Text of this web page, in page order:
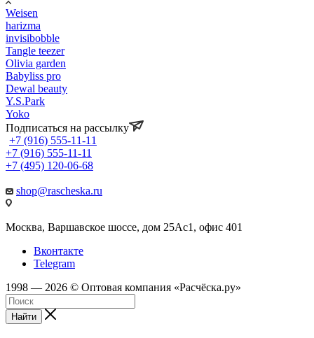
Weisen
harizma
invisibobble
Tangle teezer
Olivia garden
Babyliss pro
Dewal beauty
Y.S.Park
Yoko
Подписаться на рассылку
+7 (916) 555-11-11
+7 (916) 555-11-11
+7 (495) 120-06-68
shop@rascheska.ru
Москва, Варшавское шоссе, дом 25Аc1, офис 401
Вконтакте
Telegram
1998 — 2026 © Оптовая компания «Расчёска.ру»
Найти